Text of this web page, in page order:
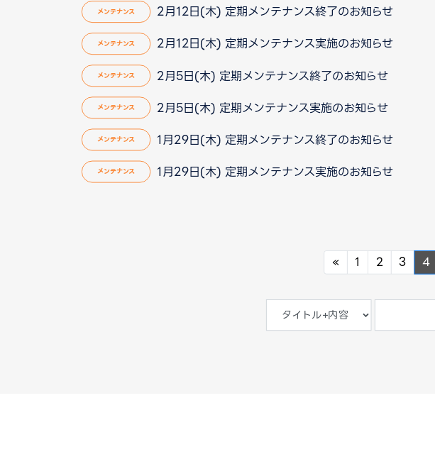
メンテナンス 2月12日(木) 定期メンテナンス終了のお知らせ
メンテナンス 2月12日(木) 定期メンテナンス実施のお知らせ
メンテナンス 2月5日(木) 定期メンテナンス終了のお知らせ
メンテナンス 2月5日(木) 定期メンテナンス実施のお知らせ
メンテナンス 1月29日(木) 定期メンテナンス終了のお知らせ
メンテナンス 1月29日(木) 定期メンテナンス実施のお知らせ
« Previous
1 2 3 4